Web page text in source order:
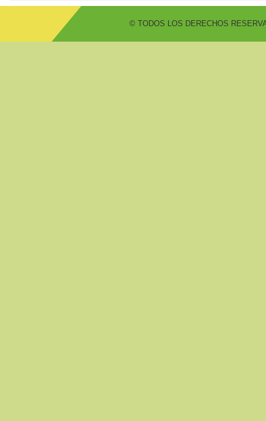
© TODOS LOS DERECHOS